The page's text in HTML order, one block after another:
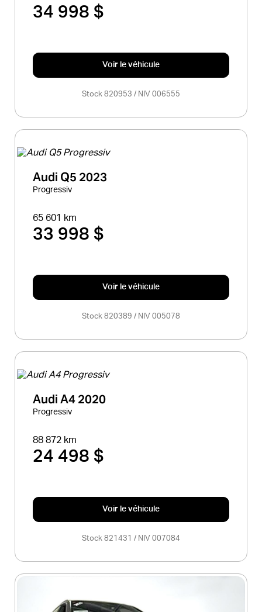
34 998 $
Voir le véhicule
Stock 820953 / NIV 006555
Audi Q5 2023
Progressiv
65 601 km
33 998 $
Voir le véhicule
Stock 820389 / NIV 005078
Audi A4 2020
Progressiv
88 872 km
24 498 $
Voir le véhicule
Stock 821431 / NIV 007084